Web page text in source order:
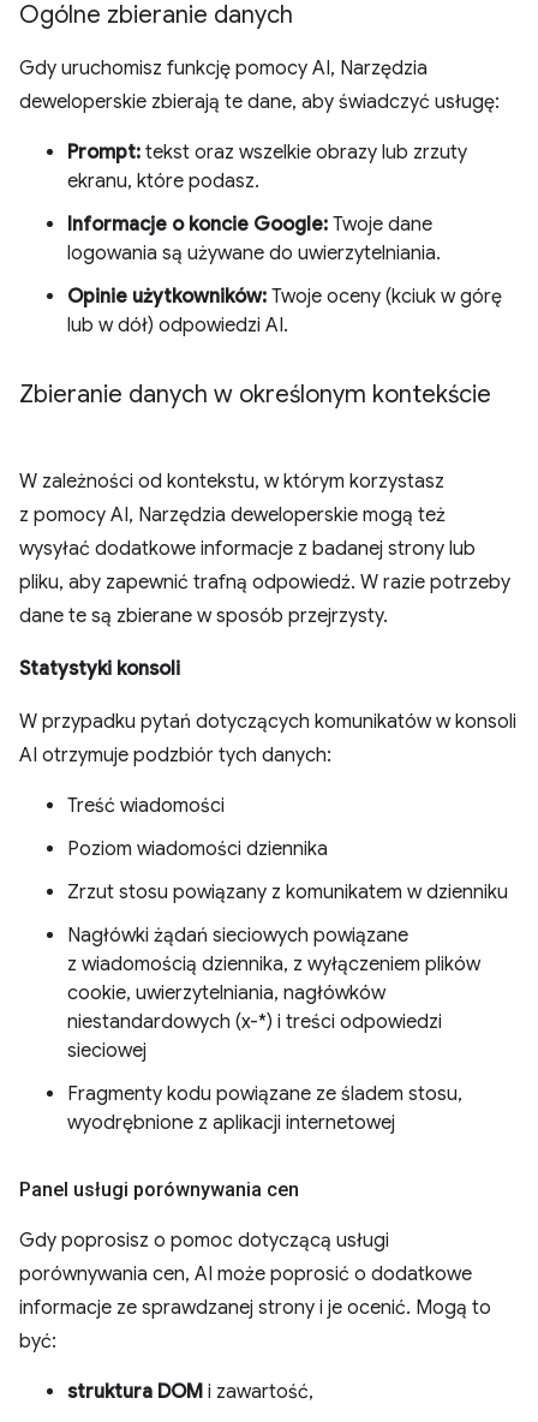
Ogólne zbieranie danych
Gdy uruchomisz funkcję pomocy AI, Narzędzia
deweloperskie zbierają te dane, aby świadczyć usługę:
Prompt: tekst oraz wszelkie obrazy lub zrzuty
ekranu, które podasz.
Informacje o koncie Google: Twoje dane
logowania są używane do uwierzytelniania.
Opinie użytkowników: Twoje oceny (kciuk w górę
lub w dół) odpowiedzi AI.
Zbieranie danych w określonym kontekście
W zależności od kontekstu, w którym korzystasz
z pomocy AI, Narzędzia deweloperskie mogą też
wysyłać dodatkowe informacje z badanej strony lub
pliku, aby zapewnić trafną odpowiedź. W razie potrzeby
dane te są zbierane w sposób przejrzysty.
Statystyki konsoli
W przypadku pytań dotyczących komunikatów w konsoli
AI otrzymuje podzbiór tych danych:
Treść wiadomości
Poziom wiadomości dziennika
Zrzut stosu powiązany z komunikatem w dzienniku
Nagłówki żądań sieciowych powiązane
z wiadomością dziennika, z wyłączeniem plików
cookie, uwierzytelniania, nagłówków
niestandardowych (x-*) i treści odpowiedzi
sieciowej
Fragmenty kodu powiązane ze śladem stosu,
wyodrębnione z aplikacji internetowej
Panel usługi porównywania cen
Gdy poprosisz o pomoc dotyczącą usługi
porównywania cen, AI może poprosić o dodatkowe
informacje ze sprawdzanej strony i je ocenić. Mogą to
być:
struktura DOM i zawartość,